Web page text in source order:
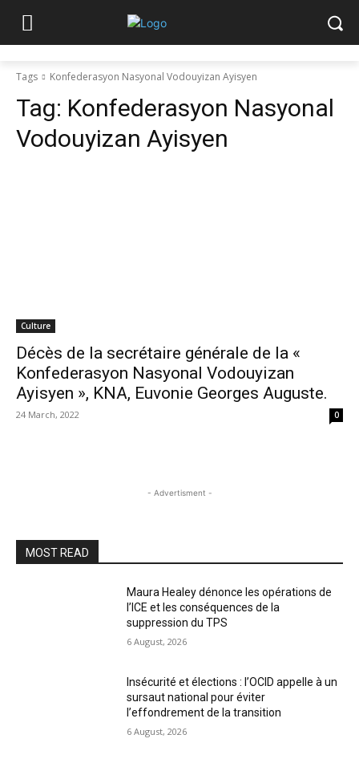
Tags Konfederasyon Nasyonal Vodouyizan Ayisyen
Tag: Konfederasyon Nasyonal
Vodouyizan Ayisyen
Culture
Décès de la secrétaire générale de la «
Konfederasyon Nasyonal Vodouyizan
Ayisyen », KNA, Euvonie Georges Auguste.
24 March, 2022 0
- Advertisment -
MOST READ
Maura Healey dénonce les opérations de
l’ICE et les conséquences de la
suppression du TPS
6 August, 2026
Insécurité et élections : l’OCID appelle à un
sursaut national pour éviter
l’effondrement de la transition
6 August, 2026